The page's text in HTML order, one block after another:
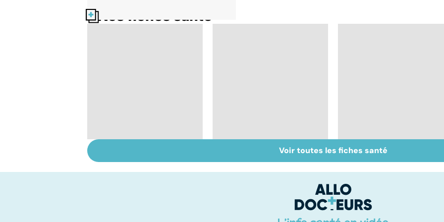
Nos fiches santé
quand les tiques
Tout savoir sur les
infections
Inflammation des
amygdales : que faire
Voir toutes les fiches santé